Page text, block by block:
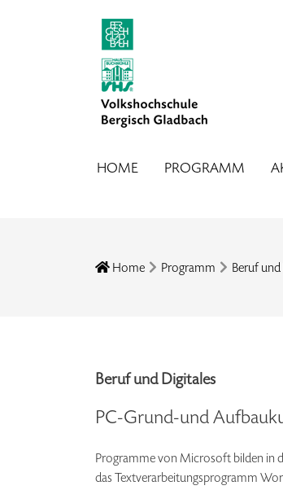
HOME PROGRAMM
Home Programm Beruf
Beruf und Digitales
PC-Grund-und
Programme von Microsoft bilden in
das Textverarbeitungsprogramm